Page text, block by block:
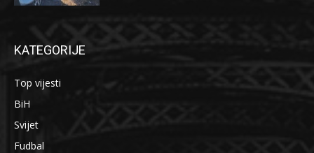
KATEGORIJE
Top vijesti
BiH
Svijet
Fudbal